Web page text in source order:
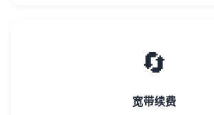
🔄
宽带续费